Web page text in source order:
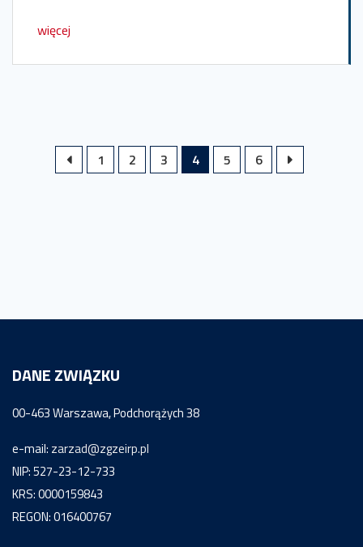
więcej
1 2 3 4 5 6
DANE ZWIĄZKU
00-463 Warszawa, Podchorążych 38
e-mail: zarzad@zgzeirp.pl
NIP: 527-23-12-733
KRS: 0000159843
REGON: 016400767